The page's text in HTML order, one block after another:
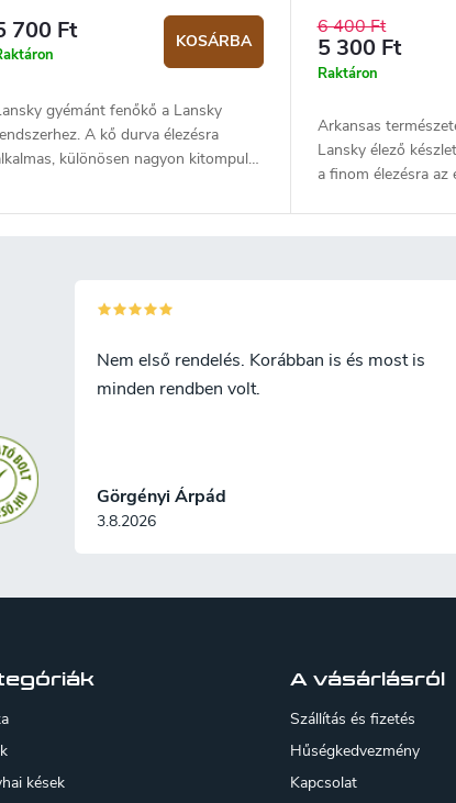
700 Ft KOSÁRBA
gyémánt fenőkő a Lansky
A kő durva élezésra
különösen nagyon kitompult
6 400 Ft
5 300 Ft
Raktáron
Arkansas
Lansky élező
a finom élezésra az
Görgényi Árpád
3.8.2026
Nem első rendelés. Korábban is és most is
minden rendben volt.
kések
A vásárlásról
Szállítás és fizetés
Hűségkedvezmény
Kapcsolat